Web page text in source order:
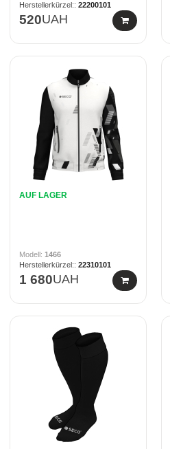
22200101
520UAH
AUF LAGER
1466
22310101
1 680UAH